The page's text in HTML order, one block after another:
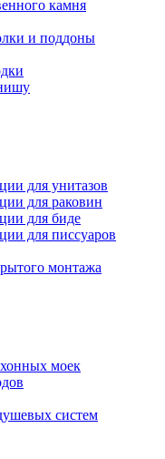
камня
и поддоны
для унитазов
для раковин
для биде
для писсуаров
монтажа
моек
систем